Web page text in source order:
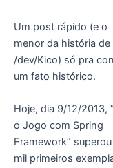
Um post rápido (e o
menor da história de
/dev/Kico) só pra
um fato histórico.
Hoje, dia 9/12/2013,
o Jogo com Spring
Framework”
mil primeiros